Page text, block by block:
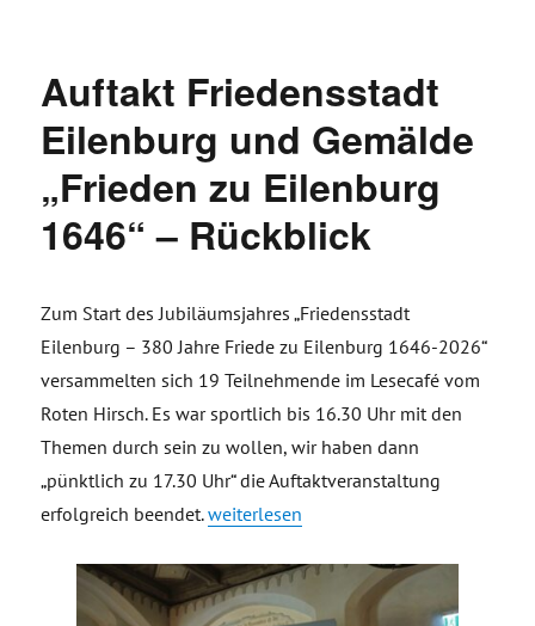
Auftakt Friedensstadt
Eilenburg und Gemälde
„Frieden zu Eilenburg
1646“ – Rückblick
Zum Start des Jubiläumsjahres „Friedensstadt
Eilenburg – 380 Jahre Friede zu Eilenburg 1646-2026“
versammelten sich 19 Teilnehmende im Lesecafé vom
Roten Hirsch. Es war sportlich bis 16.30 Uhr mit den
Themen durch sein zu wollen, wir haben dann
„pünktlich zu 17.30 Uhr“ die Auftaktveranstaltung
erfolgreich beendet.„Auftakt Friedensstadt Eilenburg und
weiterlesen